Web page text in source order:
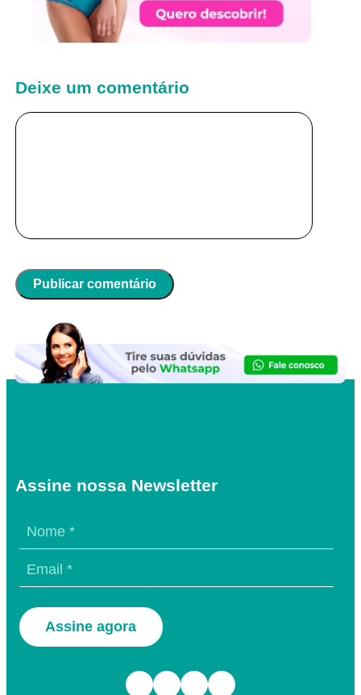
Deixe um comentário
Assine nossa Newsletter
Assine agora
Facebook Instagram TikTok Youtube